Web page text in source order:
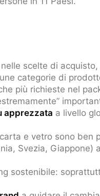
scelte di
categorie di
più richieste nel
apprezzata a livello
e vetro sono ben
Svezia, Giappone)
sostenibile: